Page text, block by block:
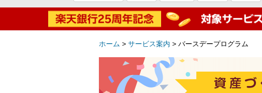
ホーム > サービス案内 > バースデープログラム